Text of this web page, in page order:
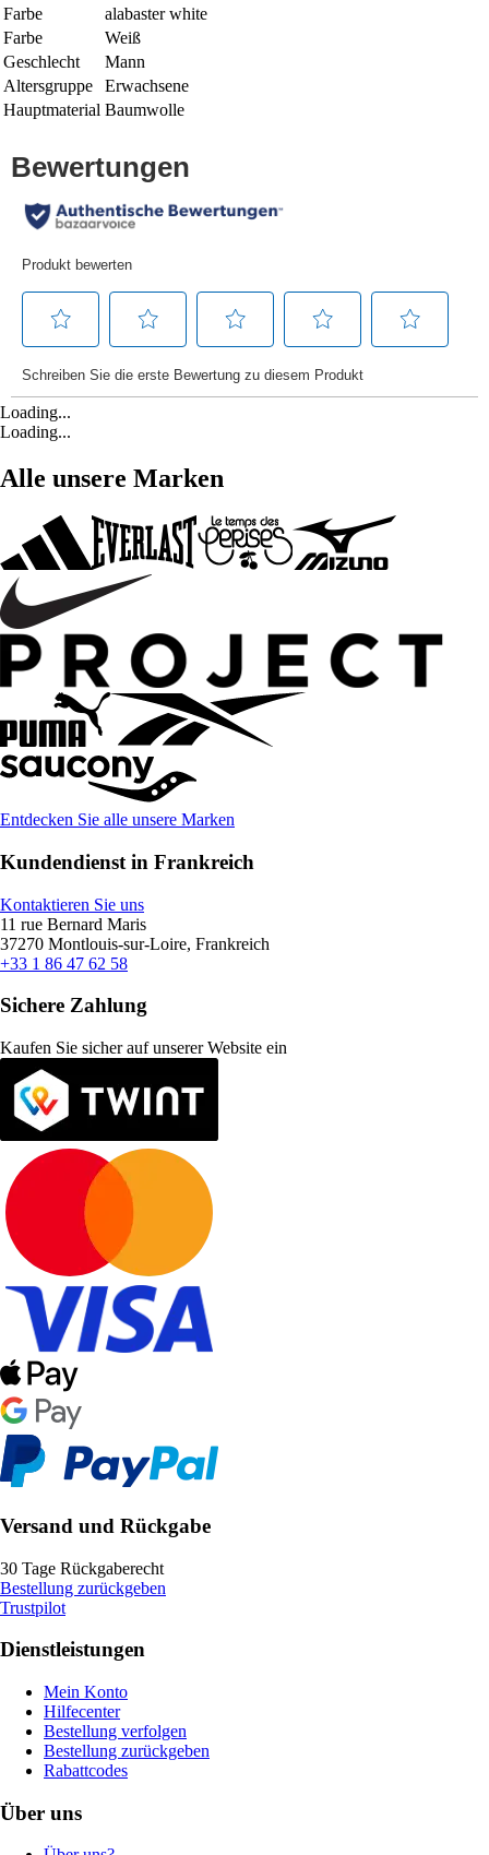
Farbe
alabaster white
Farbe
Weiß
Geschlecht
Mann
Altersgruppe
Erwachsene
Hauptmaterial Baumwolle
Loading...
Loading...
Alle unsere Marken
Entdecken Sie alle unsere Marken
Kundendienst in Frankreich
Kontaktieren Sie uns
11 rue Bernard Maris
37270 Montlouis-sur-Loire, Frankreich
+33 1 86 47 62 58
Sichere Zahlung
Kaufen Sie sicher auf unserer Website ein
Versand und Rückgabe
30 Tage Rückgaberecht
Bestellung zurückgeben
Trustpilot
Dienstleistungen
Mein Konto
Hilfecenter
Bestellung verfolgen
Bestellung zurückgeben
Rabattcodes
Über uns